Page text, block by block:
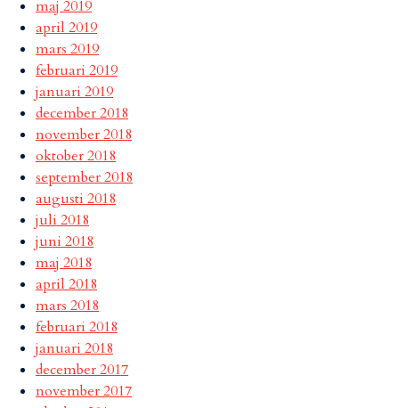
maj 2019
april 2019
mars 2019
februari 2019
januari 2019
december 2018
november 2018
oktober 2018
september 2018
augusti 2018
juli 2018
juni 2018
maj 2018
april 2018
mars 2018
februari 2018
januari 2018
december 2017
november 2017